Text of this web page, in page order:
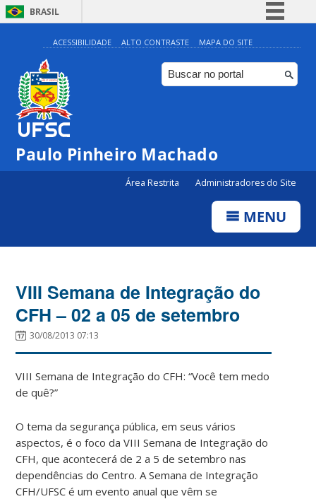
BRASIL
Simplifique!
Comunica BR
Participe
Canais
ACESSIBILIDADE ALTO CONTRASTE MAPA DO SITE
Paulo Pinheiro Machado
Área Restrita Administradores do Site
MENU
VIII Semana de Integração do
CFH – 02 a 05 de setembro
30/08/2013 07:13
VIII Semana de Integração do CFH: “Você tem medo
de quê?”
O tema da segurança pública, em seus vários
aspectos, é o foco da VIII Semana de Integração do
CFH, que acontecerá de 2 a 5 de setembro nas
dependências do Centro. A Semana de Integração
CFH/UFSC é um evento anual que vêm se